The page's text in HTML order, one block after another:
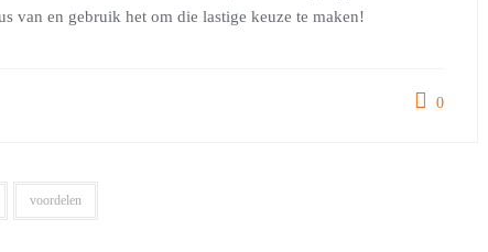
van en gebruik het om die lastige keuze te maken!
0
voordelen